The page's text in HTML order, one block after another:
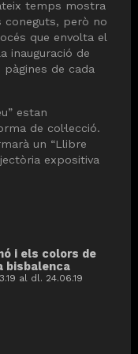
temps mostra
coneguts, però no
que envolta el
inauguració de
de cada
estan
de col·lecció.
un “Llibre
expositiva
i els colors de
bisbalenca
al dl. 24.06.19